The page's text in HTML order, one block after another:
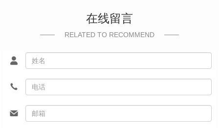
在线留言
RELATED TO RECOMMEND